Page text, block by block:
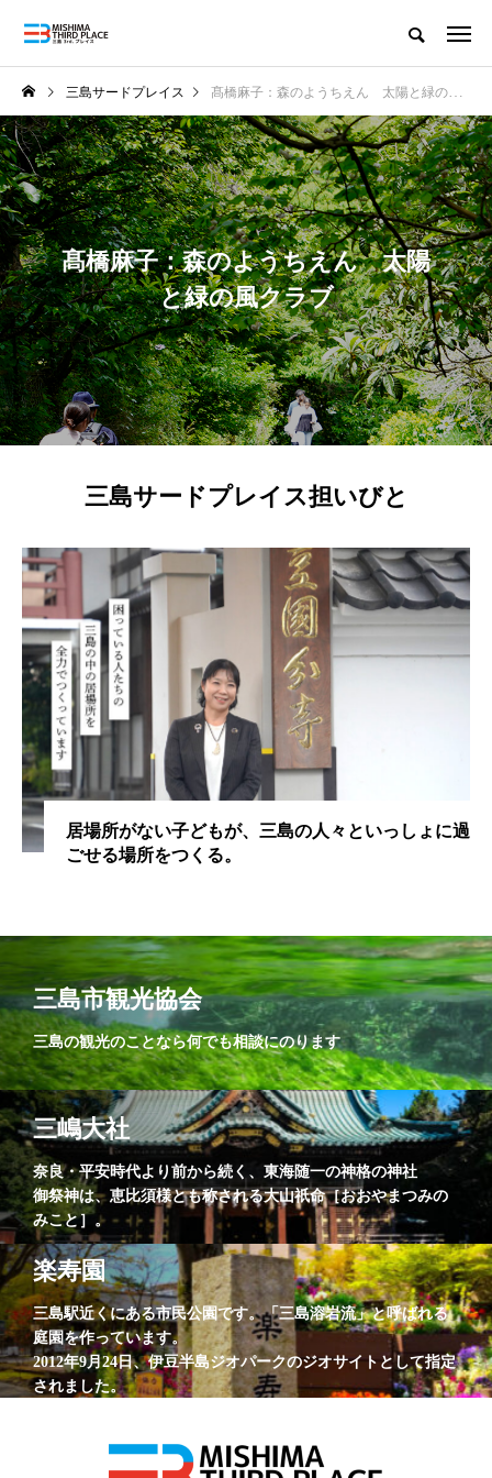
三島サードプレイス 髙橋麻子：森のようちえん 太陽と緑の風クラブ
髙橋麻子：森のようちえん 太陽
と緑の風クラブ
三島サードプレイス担いびと
居場所がない子どもが、三島の人々といっしょに過
ごせる場所をつくる。
三島市観光協会
三島の観光のことなら何でも相談にのります
三嶋大社
奈良・平安時代より前から続く、東海随一の神格の神社
御祭神は、恵比須様とも称される大山祇命［おおやまつみの
みこと］。
楽寿園
三島駅近くにある市民公園です。「三島溶岩流」と呼ばれる
庭園を作っています。
2012年9月24日、伊豆半島ジオパークのジオサイトとして指定
されました。